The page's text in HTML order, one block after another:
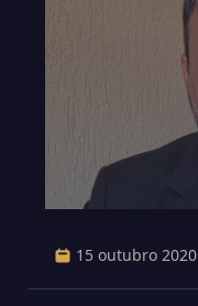
15 outubro 2020